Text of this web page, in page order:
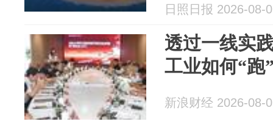
日照日报 2026-08-
透过一线实
工业如何“跑
新浪财经 2026-08-